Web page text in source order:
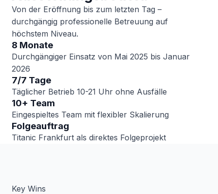
Von der Eröffnung bis zum letzten Tag –
durchgängig professionelle Betreuung auf
höchstem Niveau.
8 Monate
Durchgängiger Einsatz von Mai 2025 bis Januar
2026
7/7 Tage
Täglicher Betrieb 10-21 Uhr ohne Ausfälle
10+ Team
Eingespieltes Team mit flexibler Skalierung
Folgeauftrag
Titanic Frankfurt als direktes Folgeprojekt
Key Wins